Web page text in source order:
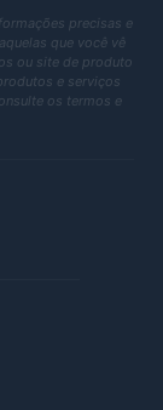
precisas e
que você vê
ou site de produto
e serviços
os termos e